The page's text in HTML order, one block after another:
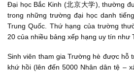
Đại học Bắc Kinh (北京大学), thường
trong những trường đại học danh
Trung Quốc. Thứ hạng của trường
20 của nhiều bảng xếp hạng uy tín như
Sinh viên tham gia Trường hè được hỗ
khứ hồi (lên đến 5000 Nhân dân tệ –